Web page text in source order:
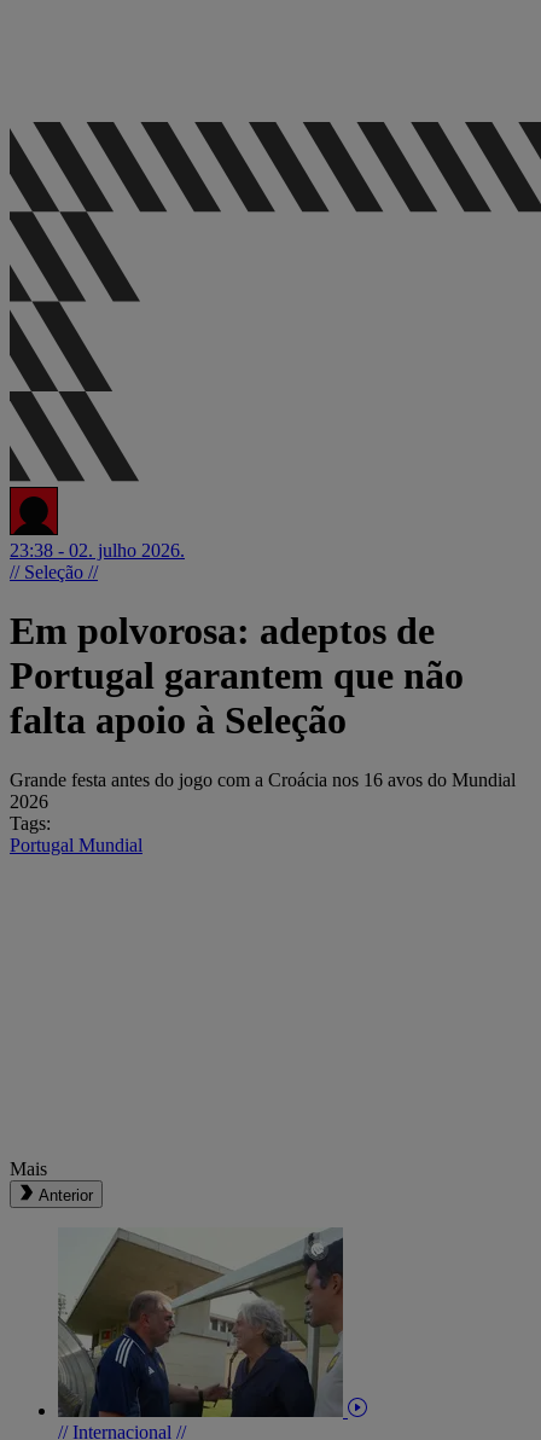
23:38 - 02. julho 2026.
// Seleção //
Em polvorosa: adeptos de
Portugal garantem que não
falta apoio à Seleção
Grande festa antes do jogo com a Croácia nos 16 avos do Mundial
2026
Tags:
Portugal Mundial
Mais
Anterior
// Internacional //